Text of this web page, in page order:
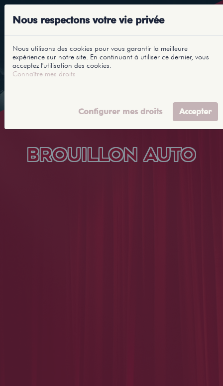
BROUILLON AUTO
Nous respectons votre vie privée
Nous utilisons des cookies pour vous garantir la meilleure
expérience sur notre site. En continuant à utiliser ce dernier, vous
acceptez l'utilisation des cookies.
Connaître mes droits
Configurer mes droits Accepter